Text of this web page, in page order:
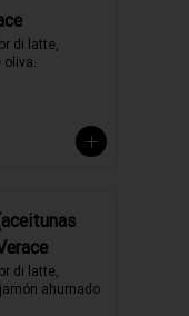
di latte,
oliva.
di latte,
ahumado